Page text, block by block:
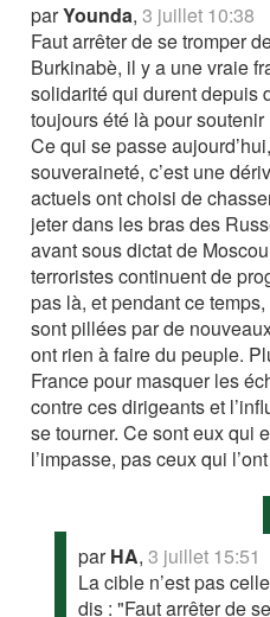
parYounda,3 juillet 10:38
Faut arrêter de se tromper
Burkinabè, il y a une vraie
solidarité qui durent depuis
toujours été là pour
Ce qui se passe
souveraineté, c’est une
actuels ont choisi de
jeter dans les bras des
avant sous dictat de
terroristes continuent de
pas là, et pendant ce
sont pillées par de
ont rien à faire du peuple.
France pour masquer les
contre ces dirigeants et
se tourner. Ce sont eux qui
l’impasse, pas ceux qui
parHA,3 juillet 15:51
La cible n’est pas
dis : "Faut arrêter de